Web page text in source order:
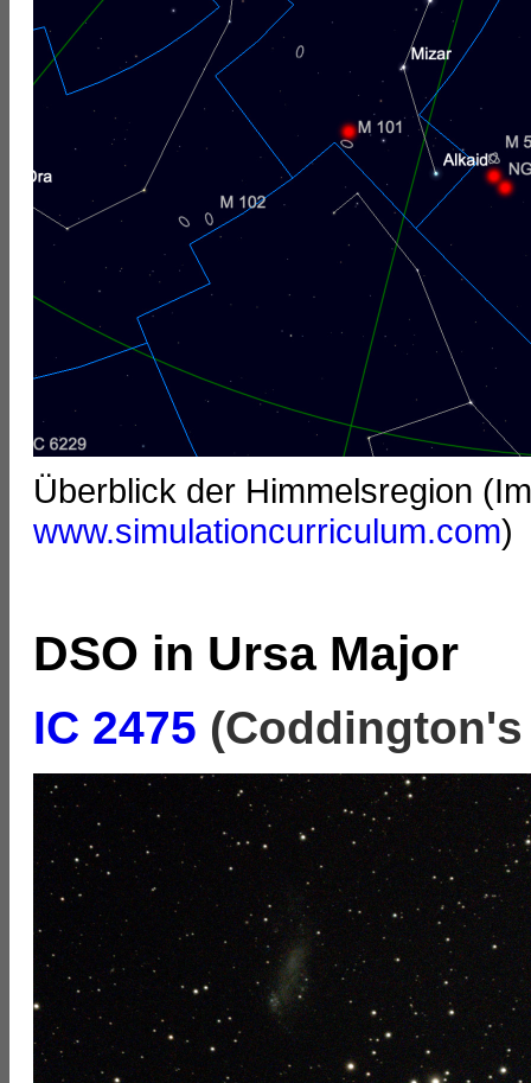
Überblick der Himmelsregion
www.simulationcurriculum.com)
DSO in Ursa Major
IC 2475